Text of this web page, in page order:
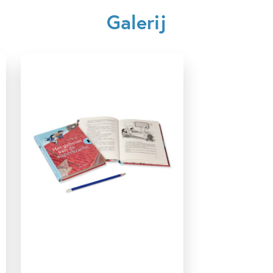
9 – 12 jaar
Actie & avontuur
Galerij